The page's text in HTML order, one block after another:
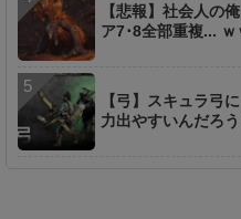
【悲報】社会人の
ア7･8全部重複... ｗ
【弓】スキュラ弓
力出やすいんだろ